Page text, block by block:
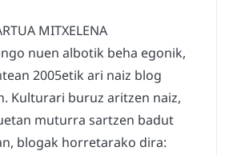
MITXELENA
nuen albotik beha egonik,
2005etik ari naiz blog
Kulturari buruz aritzen naiz,
muturra sartzen badut
blogak horretarako dira: